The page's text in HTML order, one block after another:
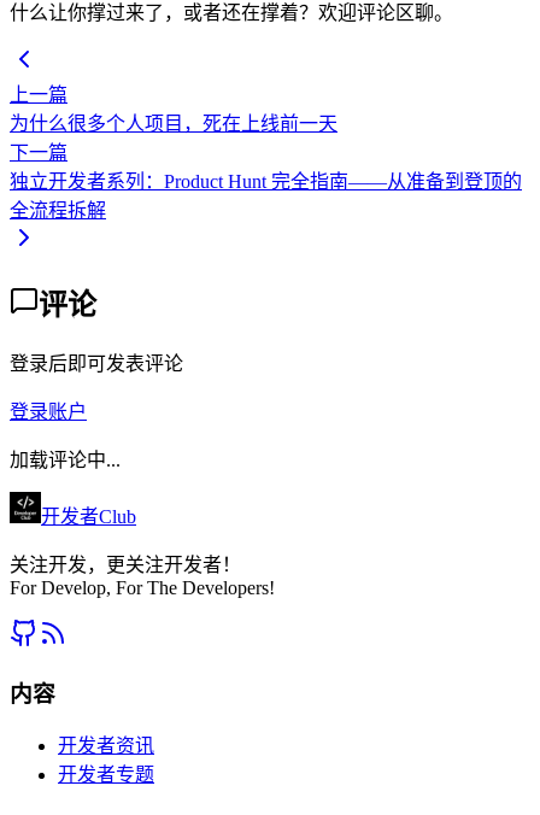
什么让你撑过来了，或者还在撑着？欢迎评论区聊。
上一篇
为什么很多个人项目，死在上线前一天
下一篇
独立开发者系列：Product Hunt 完全指南——从准备到登顶的
全流程拆解
评论
登录后即可发表评论
登录账户
加载评论中...
开发者Club
关注开发，更关注开发者！
For Develop, For The Developers!
内容
开发者资讯
开发者专题